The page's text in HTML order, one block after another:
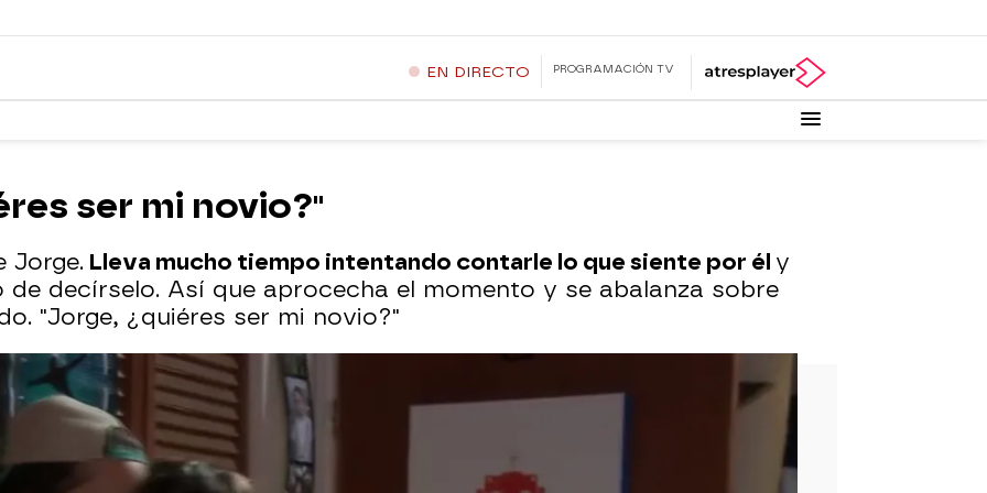
EN DIRECTO PROGRAMACIÓN TV
ser mi novio?"
Jorge. Lleva mucho tiempo intentando contarle lo que siente por él y
decírselo. Así que aprocecha el momento y se abalanza sobre
"Jorge, ¿quiéres ser mi novio?"